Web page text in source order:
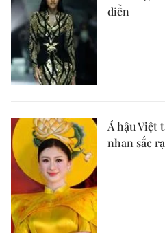
diễn
Á hậu Việt
nhan sắc